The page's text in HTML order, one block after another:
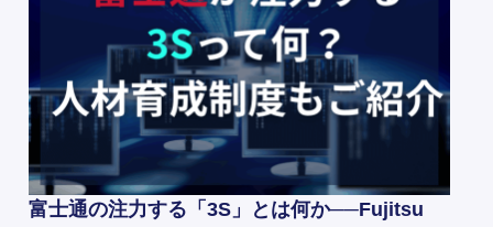
富士通の注力する「3S」とは何か──Fujitsu